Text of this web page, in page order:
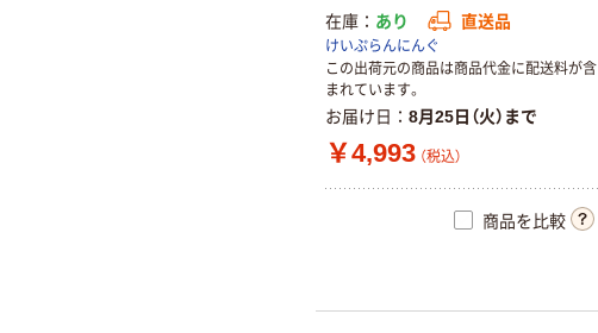
在庫 あり 直送品
けいぷらんにんぐ
この出荷元の商品は商品代金に配送料が含
まれています。
お届け日 8月25日（火）まで
￥4,993 （税込）
商品を比較